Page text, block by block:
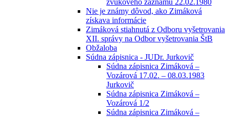
Nie je známy dôvod, ako Zimáková
získava informácie
Zimáková stiahnutá z Odboru vyšetrovania
XII. správy na Odbor vyšetrovania ŠtB
Obžaloba
Súdna zápisnica - JUDr. Jurkovič
Súdna zápisnica Zimáková –
Vozárová 17.02. – 08.03.1983
Jurkovič
Súdna zápisnica Zimáková –
Vozárová 1/2
Súdna zápisnica Zimáková –